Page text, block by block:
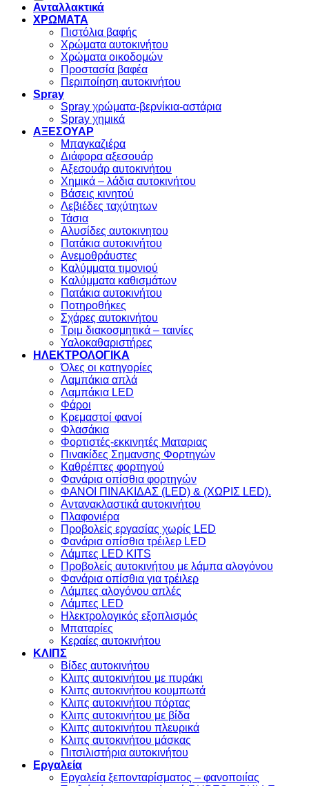
Ανταλλακτικά
ΧΡΩΜΑΤΑ
Πιστόλια βαφής
Χρώματα αυτοκινήτου
Χρώματα οικοδομών
Προστασία βαφέα
Περιποίηση αυτοκινήτου
Spray
Spray χρώματα-βερνίκια-αστάρια
Spray χημικά
ΑΞΕΣΟΥΑΡ
Μπαγκαζιέρα
Διάφορα αξεσουάρ
Αξεσουάρ αυτοκινήτου
Χημικά – λάδια αυτοκινήτου
Βάσεις κινητού
Λεβιέδες ταχύτητων
Τάσια
Αλυσίδες αυτοκινητου
Πατάκια αυτοκινήτου
Ανεμοθράυστες
Καλύμματα τιμονιού
Καλύμματα καθισμάτων
Πατάκια αυτοκινήτου
Ποτηροθήκες
Σχάρες αυτοκινήτου
Τριμ διακοσμητικά – ταινίες
Υαλοκαθαριστήρες
ΗΛΕΚΤΡΟΛΟΓΙΚΑ
Όλες οι κατηγορίες
Λαμπάκια απλά
Λαμπάκια LED
Φάροι
Κρεμαστοί φανοί
Φλασάκια
Φορτιστές-εκκινητές Ματαριας
Πινακίδες Σημανσης Φορτηγών
Kαθρέπτες φορτηγού
Φανάρια οπίσθια φορτηγών
ΦΑΝΟΙ ΠΙΝΑΚΙΔΑΣ (LED) & (XΩΡΙΣ LED).
Aντανακλαστικά αυτοκινήτου
Πλαφονιέρα
Προβολείς εργασίας χωρίς LED
Φανάρια οπίσθια τρέιλερ LED
Λάμπες LED KITS
Προβολείς αυτοκινήτου με λάμπα αλογόνου
Φανάρια οπίσθια για τρέιλερ
Λάμπες αλογόνου απλές
Λάμπες LED
Ηλεκτρολογικός εξοπλισμός
Μπαταρίες
Κεραίες αυτοκινήτου
ΚΛΙΠΣ
Βίδες αυτοκινήτου
Kλιπς αυτοκινήτου με πυράκι
Kλιπς αυτοκινήτου κουμπωτά
Κλιπς αυτοκινήτου πόρτας
Κλιπς αυτοκινήτου με βίδα
Kλιπς αυτοκινήτου πλευρικά
Kλιπς αυτοκινήτου μάσκας
Πιτσιλιστήρια αυτοκινήτου
Εργαλεία
Εργαλεία ξεπονταρίσματος – φανοποιίας